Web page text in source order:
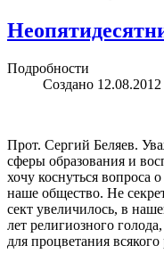
Подробности
Создано
Прот. Сергий Беляев.
сферы образования и
хочу коснуться вопроса
наше общество. Не
сект увеличилось, в
лет религиозного
для процветания